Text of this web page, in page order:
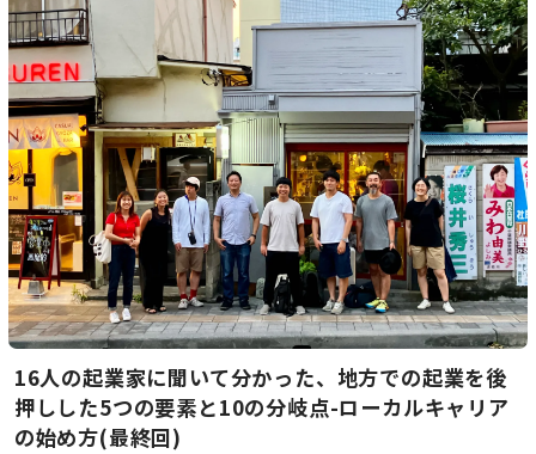
16人の起業家に聞いて分かった、地方での起業を後
押しした5つの要素と10の分岐点-ローカルキャリア
の始め方(最終回)